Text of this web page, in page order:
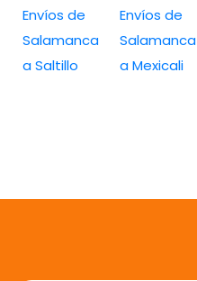
Envíos de
Salamanca
a Saltillo
Envíos de
Salamanca
a Mexicali